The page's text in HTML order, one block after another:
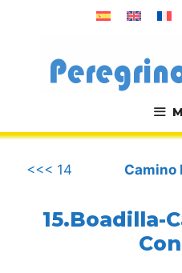
뛰
.
<<< 14
Camino
15.Boadilla-